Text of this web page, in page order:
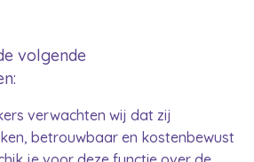
volgende
verwachten wij dat zij
betrouwbaar en kostenbewust